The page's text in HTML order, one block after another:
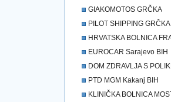
GIAKOMOTOS GRČKA
PILOT SHIPPING GRČKA
HRVATSKA BOLNICA
EUROCAR Sarajevo BIH
DOM ZDRAVLJA S
PTD MGM Kakanj BIH
KLINIČKA BOLNICA